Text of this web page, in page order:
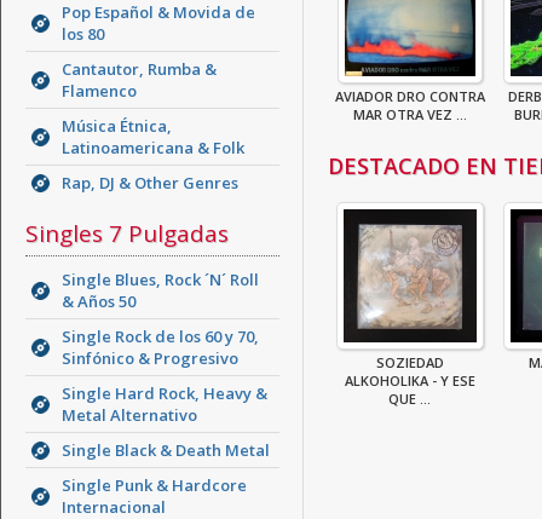
Pop Español & Movida de
los 80
Cantautor, Rumba &
Flamenco
Música Étnica,
Latinoamericana & Folk
Rap, DJ & Other Genres
Singles 7 Pulgadas
Single Blues, Rock ´N´ Roll
& Años 50
Single Rock de los 60 y 70,
Sinfónico & Progresivo
Single Hard Rock, Heavy &
Metal Alternativo
Single Black & Death Metal
Single Punk & Hardcore
Internacional
AVIADOR DRO CONTRA
MAR OTRA VEZ ...
DESTACADO EN
SOZIEDAD
ALKOHOLIKA - Y ESE
QUE ...